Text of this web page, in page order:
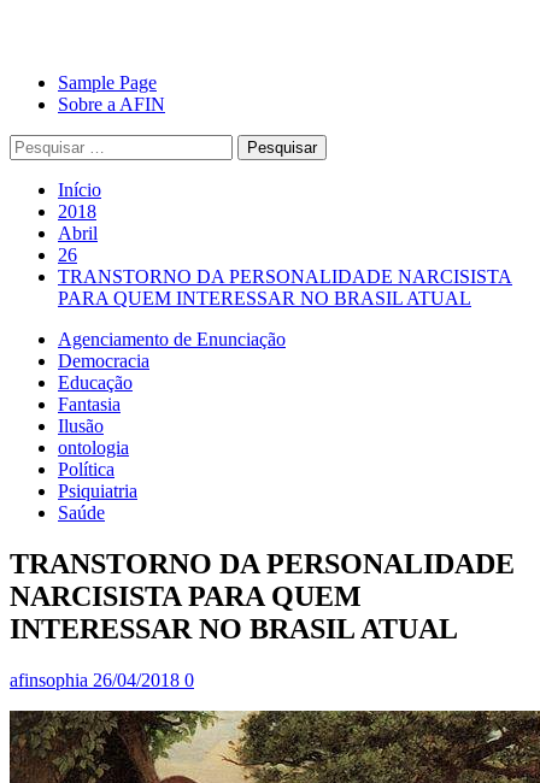
Avançar
para
conteúdo
Primary
Menu
Sample Page
Sobre a AFIN
Pesquisar
por:
Início
2018
Abril
26
TRANSTORNO DA PERSONALIDADE NARCISISTA
PARA QUEM INTERESSAR NO BRASIL ATUAL
Agenciamento de Enunciação
Democracia
Educação
Fantasia
Ilusão
ontologia
Política
Psiquiatria
Saúde
TRANSTORNO DA PERSONALIDADE
NARCISISTA PARA QUEM
INTERESSAR NO BRASIL ATUAL
afinsophia 26/04/2018 0